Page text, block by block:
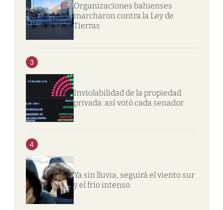
Organizaciones bahienses
marcharon contra la Ley de
Tierras
3
Inviolabilidad de la propiedad
privada: así votó cada senador
4
Ya sin lluvia, seguirá el viento sur
y el frío intenso